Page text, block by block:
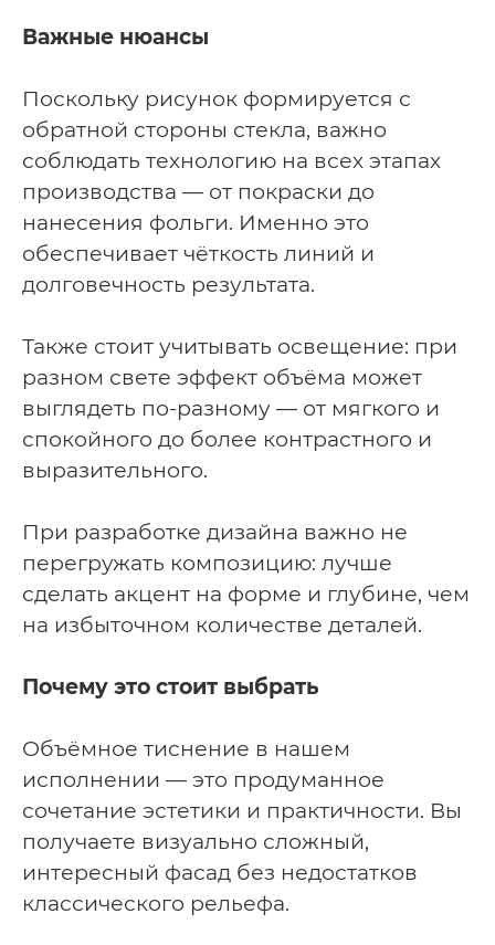
Важные нюансы
Поскольку рисунок формируется с
обратной стороны стекла, важно
соблюдать технологию на всех этапах
производства — от покраски до
нанесения фольги. Именно это
обеспечивает чёткость линий и
долговечность результата.
Также стоит учитывать освещение: при
разном свете эффект объёма может
выглядеть по-разному — от мягкого и
спокойного до более контрастного и
выразительного.
При разработке дизайна важно не
перегружать композицию: лучше
сделать акцент на форме и глубине, чем
на избыточном количестве деталей.
Почему это стоит выбрать
Объёмное тиснение в нашем
исполнении — это продуманное
сочетание эстетики и практичности. Вы
получаете визуально сложный,
интересный фасад без недостатков
классического рельефа.